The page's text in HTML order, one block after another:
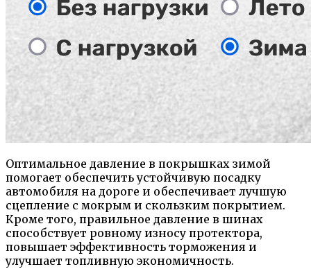
Оптимальное давление в покрышках зимой
помогает обеспечить устойчивую посадку
автомобиля на дороге и обеспечивает лучшую
сцепление с мокрым и скользким покрытием.
Кроме того, правильное давление в шинах
способствует ровному износу протектора,
повышает эффективность торможения и
улучшает топливную экономичность.